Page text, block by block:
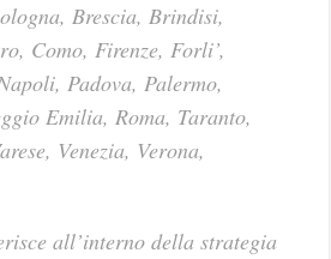
Brescia, Brindisi,
Como, Firenze, Forli’,
Padova, Palermo,
Emilia, Roma, Taranto,
Venezia, Verona,
all’interno della strategia